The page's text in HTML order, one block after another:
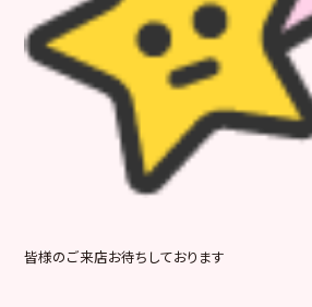
皆様のご来店お待ちしております